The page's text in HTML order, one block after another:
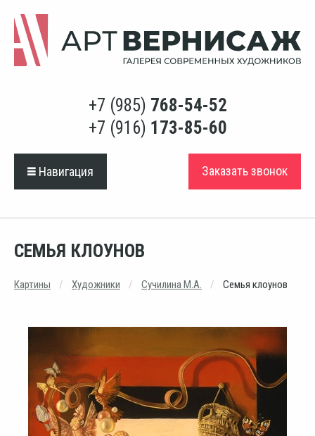
+7 (985) 768-54-52
+7 (916) 173-85-60
Навигация Заказать звонок
СЕМЬЯ КЛОУНОВ
Картины Художники Сучилина М.А. Семья клоунов